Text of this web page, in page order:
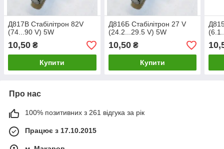
Д817В Стабілітрон 82V
(74...90 V) 5W
10,50 ₴
Купити
Д816Б Стабілітрон 27 V
(24.2...29.5 V) 5W
10,50₴
Купити
Про нас
100% позитивних з 261 відгука за рік
Працює з 17.10.2015